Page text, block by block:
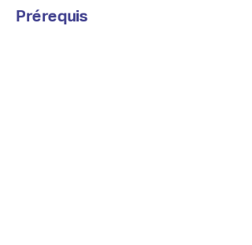
Prérequis